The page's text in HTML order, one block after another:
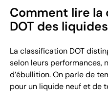
Comment lire
DOT des
La classification DOT
selon leurs performances,
d’ébullition. On parle de
pour un liquide neuf et de